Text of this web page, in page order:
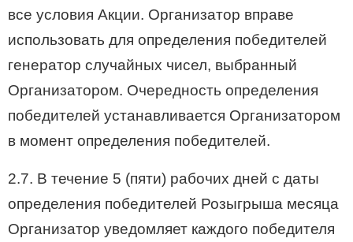
все условия Акции. Организатор вправе
использовать для определения победителей
генератор случайных чисел, выбранный
Организатором. Очередность определения
победителей устанавливается Организатором
в момент определения победителей.
2.7. В течение 5 (пяти) рабочих дней с даты
определения победителей Розыгрыша месяца
Организатор уведомляет каждого победителя